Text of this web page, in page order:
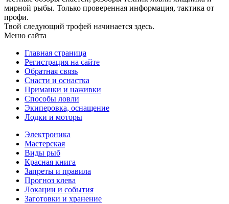
мирной рыбы. Только проверенная информация, тактика от
профи.
Твой следующий трофей начинается здесь.
Меню сайта
Главная страница
Регистрация на сайте
Обратная связь
Снасти и оснастка
Приманки и наживки
Способы ловли
Экиперовка, оснащение
Лодки и моторы
Электроника
Мастерская
Виды рыб
Красная книга
Запреты и правила
Прогноз клева
Локации и события
Заготовки и хранение